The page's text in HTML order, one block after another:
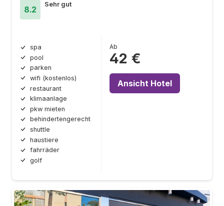
8.2
Sehr gut
spa
pool
parken
wifi (kostenlos)
restaurant
klimaanlage
pkw mieten
behindertengerecht
shuttle
haustiere
fahrräder
golf
Ab
42 €
Ansicht Hotel